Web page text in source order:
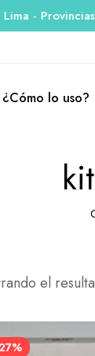
- Provincias
¿Cómo lo uso?
el